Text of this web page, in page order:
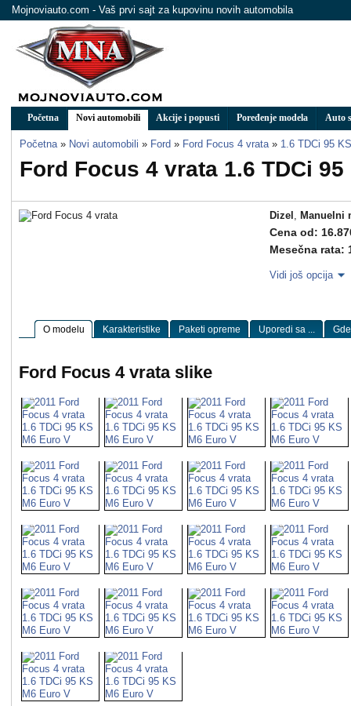
Mojnoviauto.com - Vaš prvi sajt za kupovinu novih automobila
Početna Novi automobili Akcije i popusti Poređenje modela Auto
Početna » Novi automobili » Ford » Ford Focus 4 vrata » 1.6 TDCi 95
Ford Focus 4 vrata 1.6 TDCi 95
Dizel , Manuelni
Cena od:
Mesečna rata:
Vidi još opcija
O modelu Karakteristike Paketi opreme Uporedi sa ...
Ford Focus 4 vrata slike